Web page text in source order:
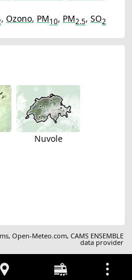
, Ozono, PM10, PM2.5, SO2
Nuvole
,Open-Meteo.com,CAMS ENSEMBLE
data provider